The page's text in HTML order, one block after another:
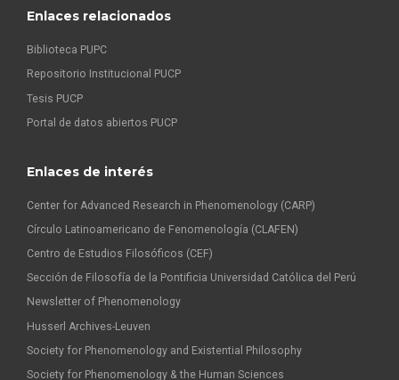
Enlaces relacionados
Biblioteca PUPC
Repositorio Institucional PUCP
Tesis PUCP
Portal de datos abiertos PUCP
Enlaces de interés
Center for Advanced Research in Phenomenology (CARP)
Círculo Latinoamericano de Fenomenología (CLAFEN)
Centro de Estudios Filosóficos (CEF)
Sección de Filosofía de la Pontificia Universidad Católica del Perú
Newsletter of Phenomenology
Husserl Archives-Leuven
Society for Phenomenology and Existential Philosophy
Society for Phenomenology & the Human Sciences